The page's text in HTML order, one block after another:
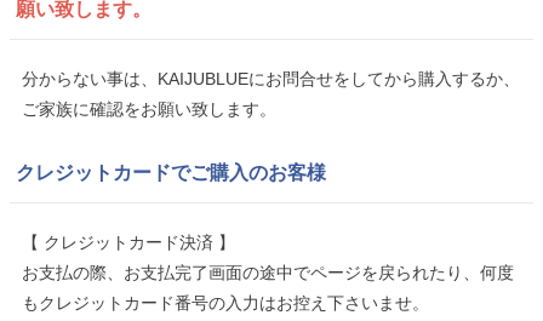
願い致します。
分からない事は、KAIJUBLUEにお問合せをしてから購入するか、
ご家族に確認をお願い致します。
クレジットカードでご購入のお客様
【 クレジットカード決済 】
お支払の際、お支払完了画面の途中でページを戻られたり、何度
もクレジットカード番号の入力はお控え下さいませ。